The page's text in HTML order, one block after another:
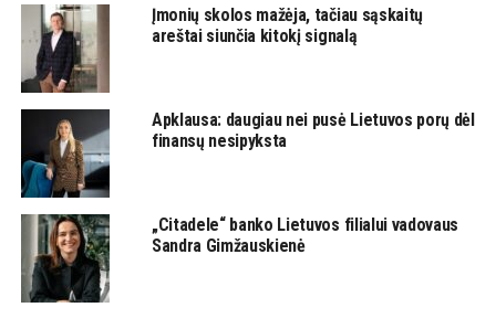
Įmonių skolos mažėja, tačiau sąskaitų
areštai siunčia kitokį signalą
Apklausa: daugiau nei pusė Lietuvos porų dėl
finansų nesipyksta
„Citadele“ banko Lietuvos filialui vadovaus
Sandra Gimžauskienė